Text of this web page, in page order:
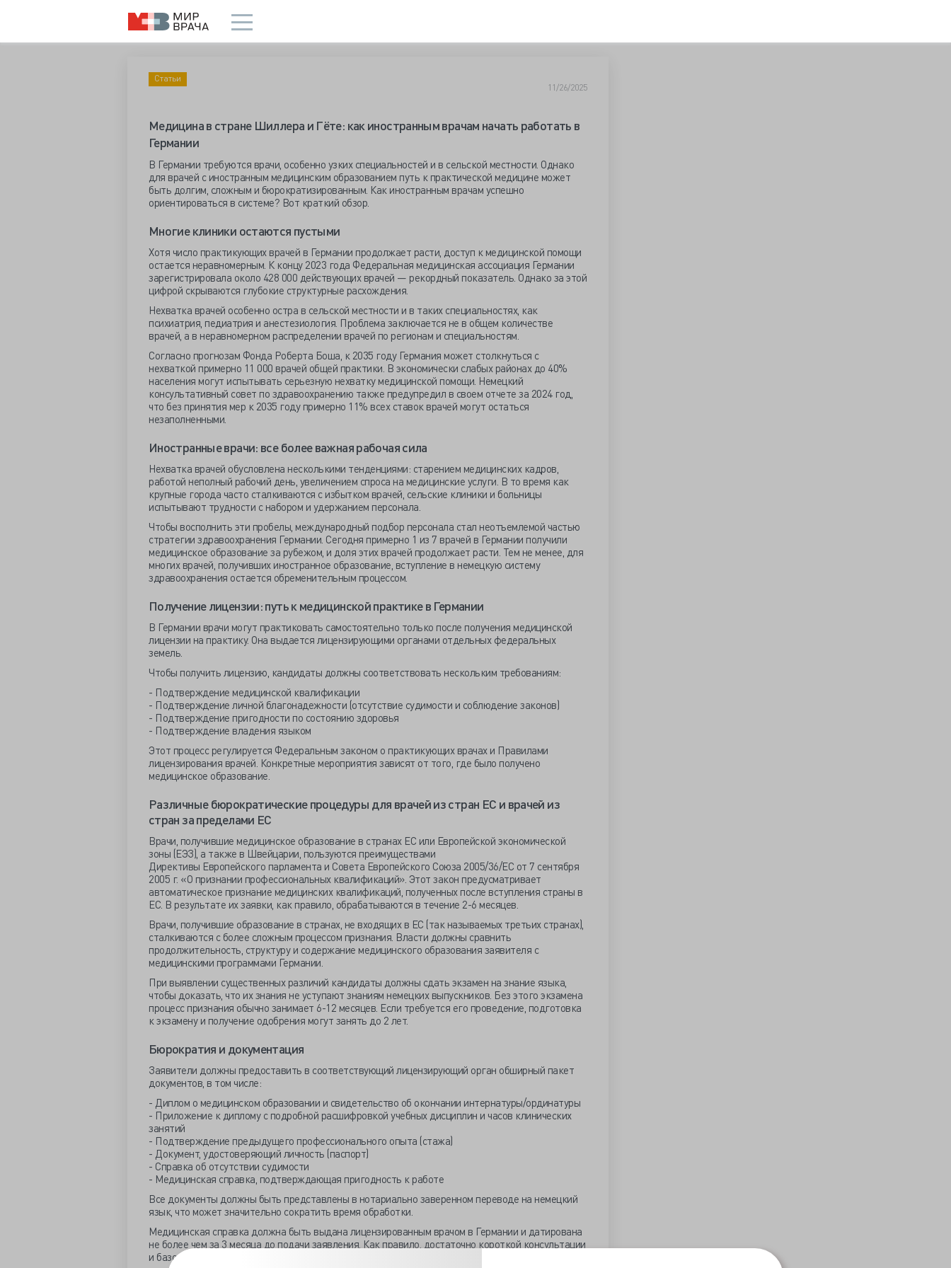
Статьи
11/26/2025
Медицина в стране Шиллера и Гёте: как иностранным врачам начать работать в
Германии
В Германии требуются врачи, особенно узких специальностей и в сельской местности. Однако
для врачей с иностранным медицинским образованием путь к практической медицине может
быть долгим, сложным и бюрократизированным. Как иностранным врачам успешно
ориентироваться в системе? Вот краткий обзор.
Многие клиники остаются пустыми
Хотя число практикующих врачей в Германии продолжает расти, доступ к медицинской помощи
остается неравномерным. К концу 2023 года Федеральная медицинская ассоциация Германии
зарегистрировала около 428 000 действующих врачей — рекордный показатель. Однако за этой
цифрой скрываются глубокие структурные расхождения.
Нехватка врачей особенно остра в сельской местности и в таких специальностях, как
психиатрия, педиатрия и анестезиология. Проблема заключается не в общем количестве
врачей, а в неравномерном распределении врачей по регионам и специальностям.
Согласно прогнозам Фонда Роберта Боша, к 2035 году Германия может столкнуться с
нехваткой примерно 11 000 врачей общей практики. В экономически слабых районах до 40%
населения могут испытывать серьезную нехватку медицинской помощи. Немецкий
консультативный совет по здравоохранению также предупредил в своем отчете за 2024 год,
что без принятия мер к 2035 году примерно 11% всех ставок врачей могут остаться
незаполненными.
Иностранные врачи: все более важная рабочая сила
Нехватка врачей обусловлена несколькими тенденциями: старением медицинских кадров,
работой неполный рабочий день, увеличением спроса на медицинские услуги. В то время как
крупные города часто сталкиваются с избытком врачей, сельские клиники и больницы
испытывают трудности с набором и удержанием персонала.
Чтобы восполнить эти пробелы, международный подбор персонала стал неотъемлемой частью
стратегии здравоохранения Германии. Сегодня примерно 1 из 7 врачей в Германии получили
медицинское образование за рубежом, и доля этих врачей продолжает расти. Тем не менее, для
многих врачей, получивших иностранное образование, вступление в немецкую систему
здравоохранения остается обременительным процессом.
Получение лицензии: путь к медицинской практике в Германии
В Германии врачи могут практиковать самостоятельно только после получения медицинской
лицензии на практику. Она выдается лицензирующими органами отдельных федеральных
земель.
Чтобы получить лицензию, кандидаты должны соответствовать нескольким требованиям:
- Подтверждение медицинской квалификации
- Подтверждение личной благонадежности (отсутствие судимости и соблюдение законов)
- Подтверждение пригодности по состоянию здоровья
- Подтверждение владения языком
Этот процесс регулируется Федеральным законом о практикующих врачах и Правилами
лицензирования врачей. Конкретные мероприятия зависят от того, где было получено
медицинское образование.
Различные бюрократические процедуры для врачей из стран ЕС и врачей из
стран за пределами ЕС
Врачи, получившие медицинское образование в странах ЕС или Европейской экономической
зоны (ЕЭЗ), а также в Швейцарии, пользуются преимуществами
Директивы Европейского парламента и Совета Европейского Союза 2005/36/ЕС от 7 сентября
2005 г. «О признании профессиональных квалификаций». Этот закон предусматривает
автоматическое признание медицинских квалификаций, полученных после вступления страны в
ЕС. В результате их заявки, как правило, обрабатываются в течение 2-6 месяцев.
Врачи, получившие образование в странах, не входящих в ЕС (так называемых третьих странах),
сталкиваются с более сложным процессом признания. Власти должны сравнить
продолжительность, структуру и содержание медицинского образования заявителя с
медицинскими программами Германии.
При выявлении существенных различий кандидаты должны сдать экзамен на знание языка,
чтобы доказать, что их знания не уступают знаниям немецких выпускников. Без этого экзамена
процесс признания обычно занимает 6-12 месяцев. Если требуется его проведение, подготовка
к экзамену и получение одобрения могут занять до 2 лет.
Бюрократия и документация
Заявители должны предоставить в соответствующий лицензирующий орган обширный пакет
документов, в том числе:
- Диплом о медицинском образовании и свидетельство об окончании интернатуры/ординатуры
- Приложение к диплому с подробной расшифровкой учебных дисциплин и часов клинических
занятий
- Подтверждение предыдущего профессионального опыта (стажа)
- Документ, удостоверяющий личность (паспорт)
- Справка об отсутствии судимости
- Медицинская справка, подтверждающая пригодность к работе
Все документы должны быть представлены в нотариально заверенном переводе на немецкий
язык, что может значительно сократить время обработки.
Медицинская справка должна быть выдана лицензированным врачом в Германии и датирована
не более чем за 3 месяца до подачи заявления. Как правило, достаточно короткой консультации
и базового медицинского осмотра; сложные диагностические тесты не требуются.